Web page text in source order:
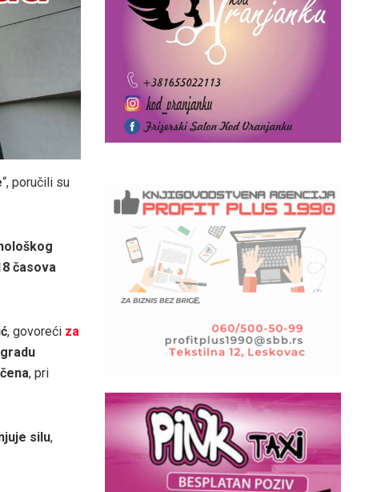
“, poručili su
časova
, govoreći za
, pri
silu,